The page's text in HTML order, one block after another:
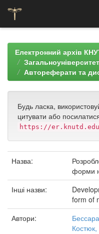
navigationЕлектронний архів
Автореферати та
Будь ласка,
цитувати або
https://
Назва:
форми
Інші назви:
form of
Автори:
Костюк,